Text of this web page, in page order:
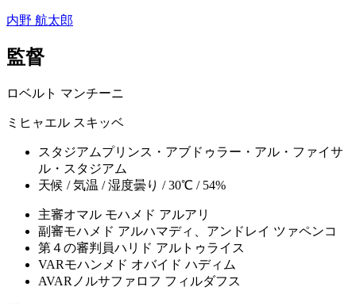
内野 航太郎
監督
ロベルト マンチーニ
ミヒャエル スキッベ
スタジアムプリンス・アブドゥラー・アル・ファイサ
ル・スタジアム
天候 / 気温 / 湿度曇り / 30℃ / 54%
主審オマル モハメド アルアリ
副審モハメド アルハマディ、アンドレイ ツァペンコ
第４の審判員ハリド アルトゥライス
VARモハンメド オバイド ハディム
AVAR ノルサファロフ フィルダフス